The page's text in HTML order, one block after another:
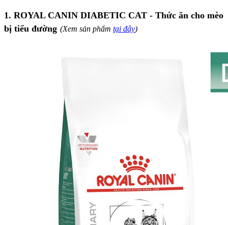
1. ROYAL CANIN DIABETIC CAT - Thức ăn cho mèo
bị tiểu đường (Xem sản phẩm tại đây)